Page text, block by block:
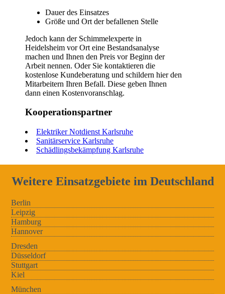
Dauer des Einsatzes
Größe und Ort der befallenen Stelle
Jedoch kann der Schimmelexperte in
Heidelsheim vor Ort eine Bestandsanalyse
machen und Ihnen den Preis vor Beginn der
Arbeit nennen. Oder Sie kontaktieren die
kostenlose Kundeberatung und schildern hier den
Mitarbeitern Ihren Befall. Diese geben Ihnen
dann einen Kostenvoranschlag.
Kooperationspartner
Elektriker Notdienst Karlsruhe
Sanitärservice Karlsruhe
Schädlingsbekämpfung Karlsruhe
Weitere Einsatzgebiete im Deutschland
Berlin
Leipzig
Hamburg
Hannover
Dresden
Düsseldorf
Stuttgart
Kiel
München